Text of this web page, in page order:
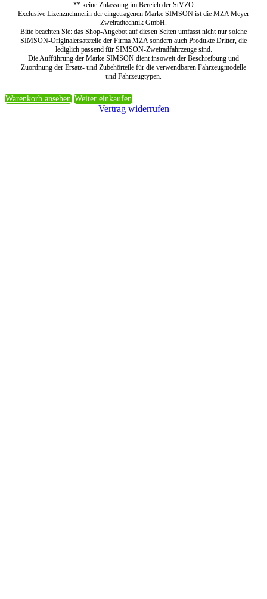
** keine Zulassung im Bereich der StVZO
Exclusive Lizenznehmerin der eingetragenen Marke SIMSON ist die MZA Meyer
Zweiradtechnik GmbH.
Bitte beachten Sie: das Shop-Angebot auf diesen Seiten umfasst nicht nur solche
SIMSON-Originalersatzteile der Firma MZA sondern auch Produkte Dritter, die
lediglich passend für SIMSON-Zweiradfahrzeuge sind.
Die Aufführung der Marke SIMSON dient insoweit der Beschreibung und
Zuordnung der Ersatz- und Zubehörteile für die verwendbaren Fahrzeugmodelle
und Fahrzeugtypen.
Warenkorb ansehen Weiter einkaufen
Vertrag widerrufen